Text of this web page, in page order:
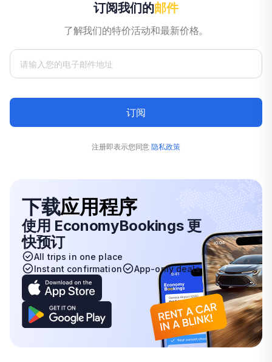
订阅我们的邮件
了解我们的特价活动和最新价格。
订阅
注册即表示您同意 隐私政策
下载应用程序
使用 EconomyBookings 更
快预订
All trips in one place
Instant confirmation
App-only deals